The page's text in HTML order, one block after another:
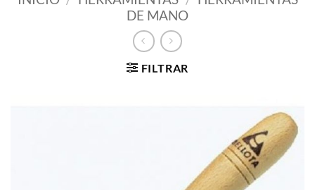
DE MANO
FILTRAR